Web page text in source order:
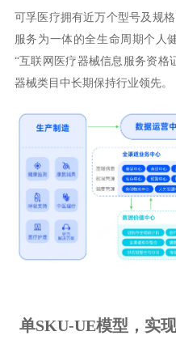
可孚医疗拥有近万个型号及规
服务为一体的全生命周期个人
“互联网医疗器械信息服务资格
器械类目中长期保持行业领先。
单SKU-UE模型，实